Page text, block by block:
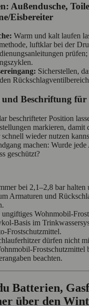
Außendusche,
Eisbereiter
Warm und kalt laufen
luftklar bei der
Sicherstellen,
und Beschriftung
beschrifteter Position
markieren,
wieder nutzen
machen: Wurde
geschützt?
bei 2,1–2,8 bar halten
Armaturen und
im
dürfen nicht
beachten.
Batterien,
über den